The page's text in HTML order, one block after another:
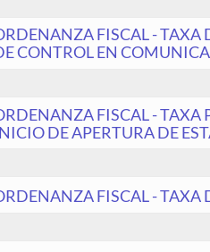
FISCAL - TAXA
CONTROL EN
FISCAL - TAXA
DE APERTURA DE
FISCAL -